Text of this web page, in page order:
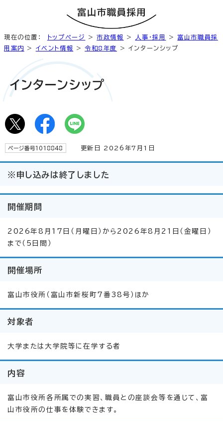
現在の位置： トップページ >市政情報 > 人事・採用 > 富山市職員採
用案内
> イベント情報 >令和8年度 > インターンシップ
インターンシップ
ページ番号1018848 更新日 2026年7月1日
※申し込みは終了しました
開催期間
2026年8月17日（月曜日）から2026年8月21日（金曜日）
まで（5日間）
開催場所
富山市役所（富山市新桜町7番38号）ほか
対象者
大学または大学院等に在学する者
内容
富山市役所各所属での実習、職員との座談会等を通じて、富
山市役所の仕事を体験できます。